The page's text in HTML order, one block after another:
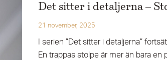
Det sitter i detaljerna –
21 november, 2025
I serien ”Det sitter i detaljerna”
En trappas stolpe är mer än bara